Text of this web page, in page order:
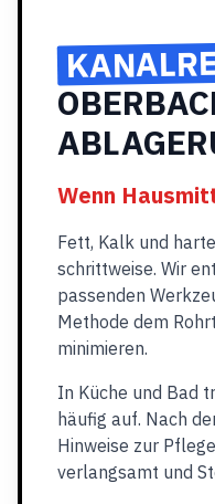
Wenn
Fett, Kalk und
schrittweise. Wir
passenden
Methode dem
minimieren.
In Küche und Bad
häufig auf. Nach
Hinweise zur
verlangsamt und